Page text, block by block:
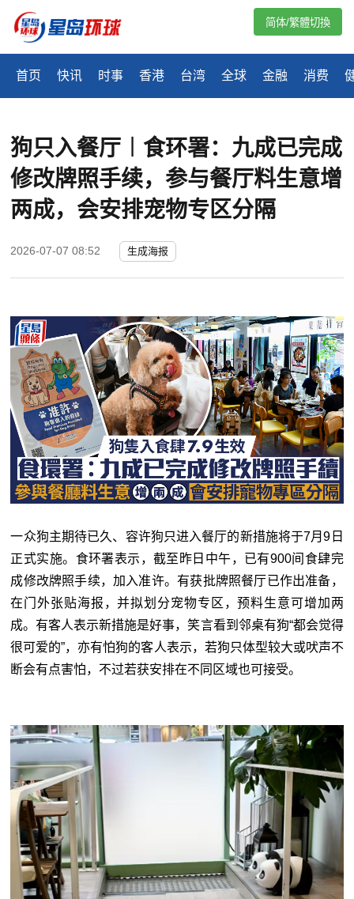
首页 快讯 时事 香港 台湾 全球 金融 消费
简体/繁體切換
狗只入餐厅︱食环署：九成已完成
修改牌照手续，参与餐厅料生意增
两成，会安排宠物专区分隔
2026-07-07 08:52 生成海报
一众狗主期待已久、容许狗只进入餐厅的新措施将于7月9日
正式实施。食环署表示，截至昨日中午，已有900间食肆完
成修改牌照手续，加入准许。有获批牌照餐厅已作出准备，
在门外张贴海报，并拟划分宠物专区，预料生意可增加两
成。有客人表示新措施是好事，笑言看到邻桌有狗“都会觉得
很可爱的”，亦有怕狗的客人表示，若狗只体型较大或吠声不
断会有点害怕，不过若获安排在不同区域也可接受。